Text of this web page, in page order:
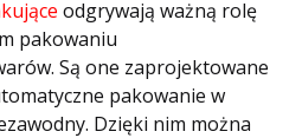
odgrywają ważną rolę
pakowaniu
Są one zaprojektowane
pakowanie w
Dzięki nim można